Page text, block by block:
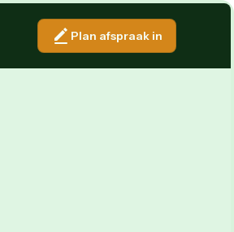
Plan afspraak in